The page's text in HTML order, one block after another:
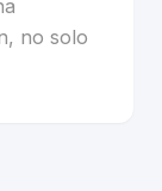
no solo